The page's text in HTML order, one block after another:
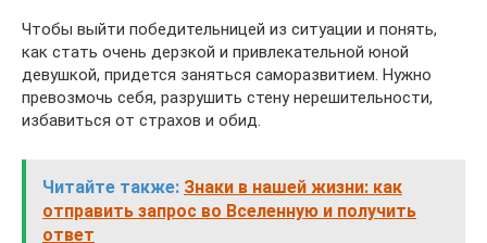
Чтобы выйти победительницей из ситуации и понять,
как стать очень дерзкой и привлекательной юной
девушкой, придется заняться саморазвитием. Нужно
превозмочь себя, разрушить стену нерешительности,
избавиться от страхов и обид.
Читайте также: Знаки в нашей жизни: как
отправить запрос во Вселенную и получить
ответ